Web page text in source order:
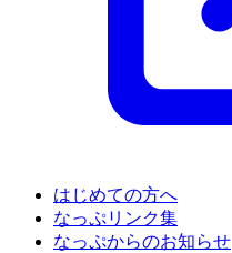
はじめての方へ
なっぷリンク集
なっぷからのお知らせ